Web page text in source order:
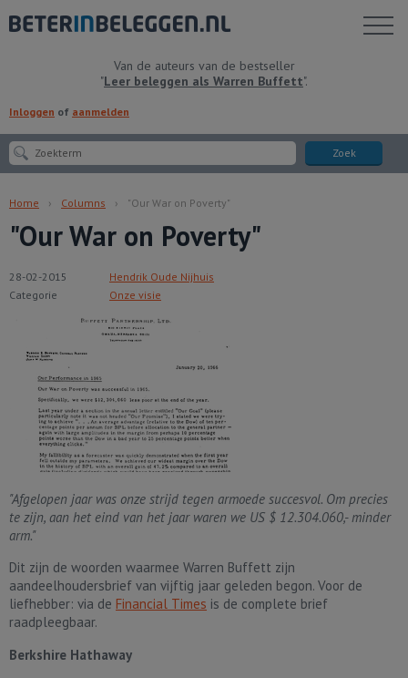
Van de auteurs van de bestseller
"Leer beleggen als Warren Buffett".
Inloggen of aanmelden
Zoek
Toon
Home Columns "Our War on Poverty"
"Our War on Poverty"
28-02-2015
Hendrik Oude Nijhuis
Categorie
Onze visie
"Afgelopen jaar was onze strijd tegen armoede succesvol. Om precies
te zijn, aan het eind van het jaar waren we US $ 12.304.060,- minder
arm."
Dit zijn de woorden waarmee Warren Buffett zijn
aandeelhoudersbrief van vijftig jaar geleden begon. Voor de
liefhebber: via de Financial Times is de complete brief
raadpleegbaar.
Berkshire Hathaway